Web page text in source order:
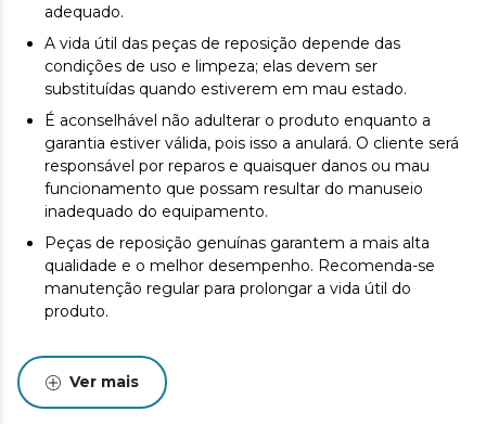
adequado.
A vida útil das peças de reposição depende das
condições de uso e limpeza; elas devem ser
substituídas quando estiverem em mau estado.
É aconselhável não adulterar o produto enquanto a
garantia estiver válida, pois isso a anulará. O cliente será
responsável por reparos e quaisquer danos ou mau
funcionamento que possam resultar do manuseio
inadequado do equipamento.
Peças de reposição genuínas garantem a mais alta
qualidade e o melhor desempenho. Recomenda-se
manutenção regular para prolongar a vida útil do
produto.
Ver mais